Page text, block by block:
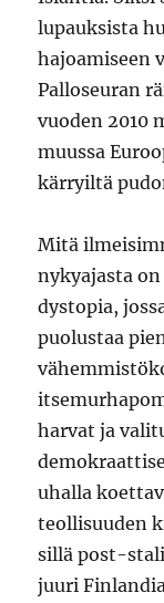
lupauksista
hajoamiseen
Palloseuran
vuoden 2010
muussa
kärryiltä
Mitä
nykyajasta
dystopia,
puolustaa
harvat ja
uhalla
teollisuuden
sillä post-
juuri